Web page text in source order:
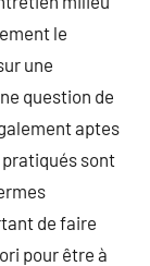
le
une
question de
aptes
sont
de faire
pour être à